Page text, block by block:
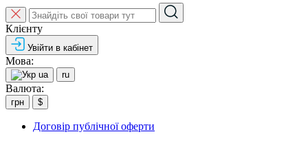
Клієнту
Увійти в кабінет
Мова:
ua ru
Валюта:
грн $
Договір публічної оферти